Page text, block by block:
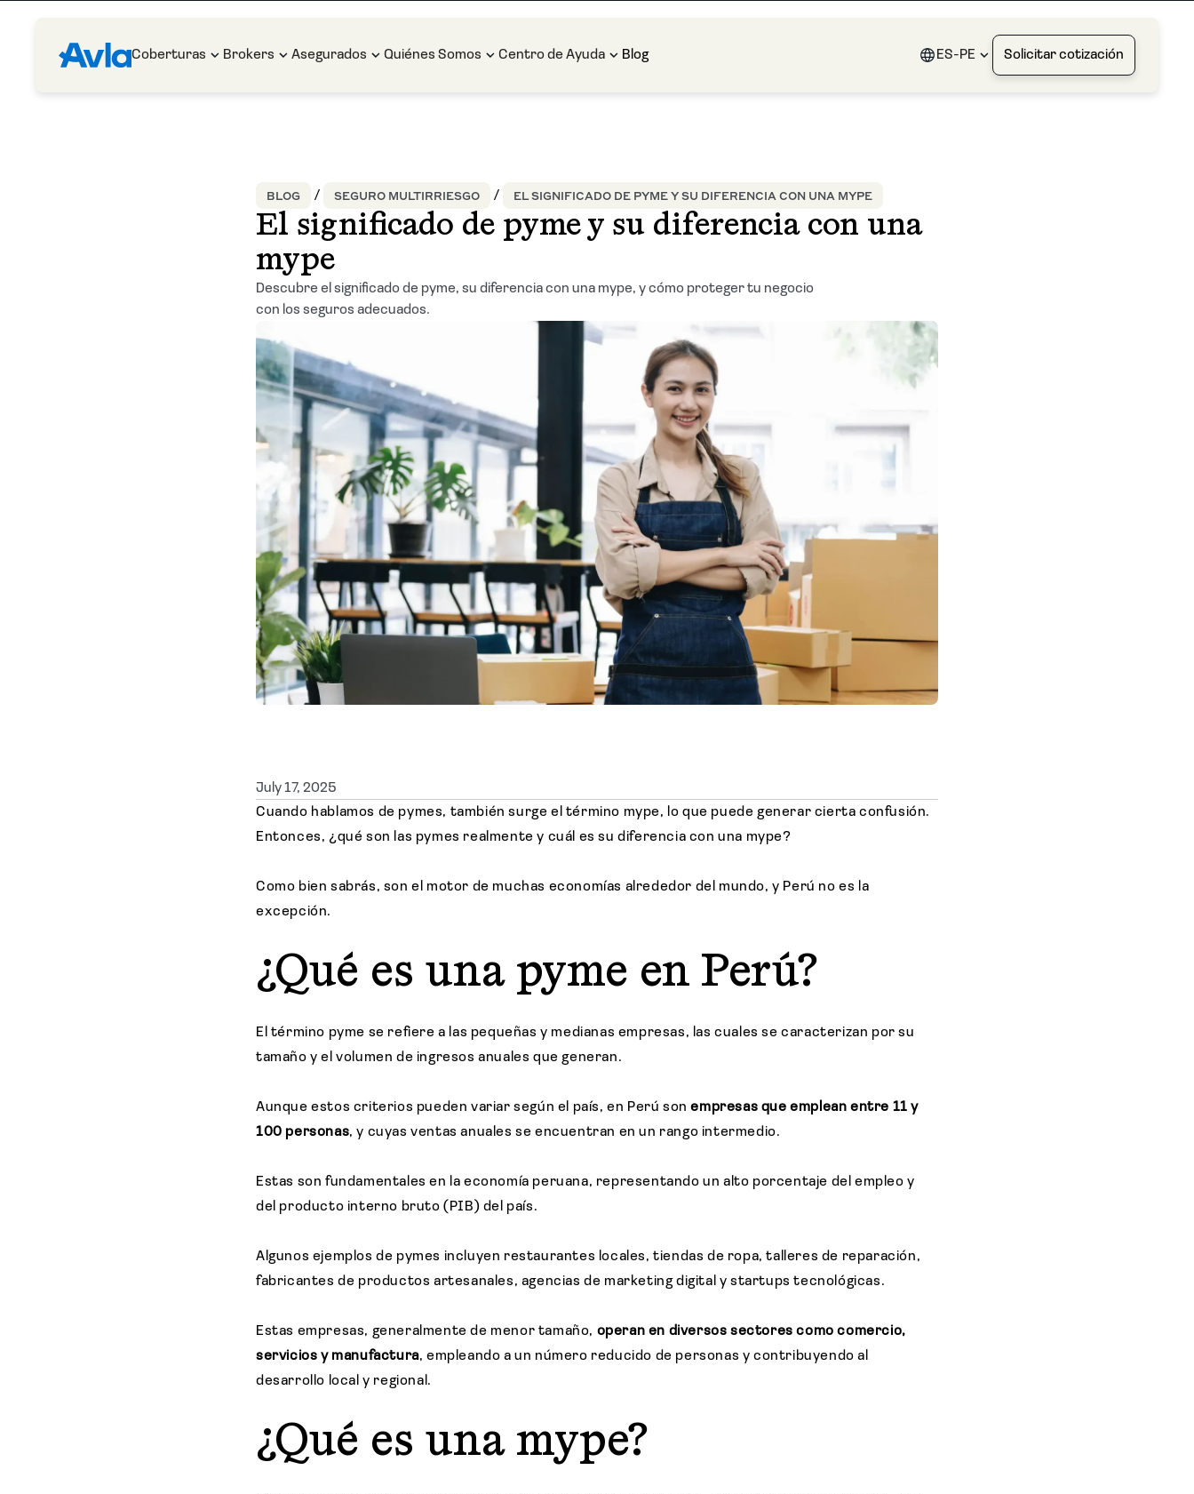
Coberturas Brokers Asegurados Quiénes Somos Centro de Ayuda Blog ES-PE Solicitar cotización
BLOG SEGURO MULTIRRIESGO EL SIGNIFICADO DE PYME Y SU DIFERENCIA CON UNA MYPE
El significado de pyme y su diferencia con una
mype
Descubre el significado de pyme, su diferencia con una mype, y cómo proteger tu negocio
con los seguros adecuados.
July 17, 2025
Cuando hablamos de pymes, también surge el término mype, lo que puede generar cierta confusión.
Entonces, ¿qué son las pymes realmente y cuál es su diferencia con una mype?
Como bien sabrás, son el motor de muchas economías alrededor del mundo, y Perú no es la
excepción.
¿Qué es una pyme en Perú?
El término pyme se refiere a las pequeñas y medianas empresas, las cuales se caracterizan por su
tamaño y el volumen de ingresos anuales que generan.
Aunque estos criterios pueden variar según el país, en Perú sonempresas que emplean entre 11 y
100 personas, y cuyas ventas anuales se encuentran en un rango intermedio.
Estas son fundamentales en la economía peruana, representando un alto porcentaje del empleo y
del producto interno bruto (PIB) del país.
Algunos ejemplos de pymes incluyen restaurantes locales, tiendas de ropa, talleres de reparación,
fabricantes de productos artesanales, agencias de marketing digital y startups tecnológicas.
Estas empresas, generalmente de menor tamaño, operan en diversos sectores como comercio,
servicios y manufactura, empleando a un número reducido de personas y contribuyendo al
desarrollo local y regional.
¿Qué es una mype?